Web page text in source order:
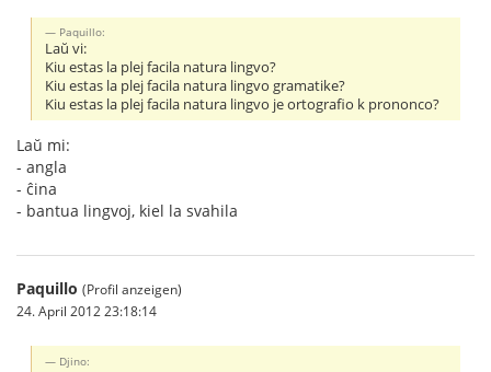
Paquillo:
Laŭ vi:
Kiu estas la plej facila natura lingvo?
Kiu estas la plej facila natura lingvo gramatike?
Kiu estas la plej facila natura lingvo je ortografio k prononco?
Laŭ mi:
- angla
- ĉina
- bantua lingvoj, kiel la svahila
Paquillo (Profil anzeigen)
24. April 2012 23:18:14
Djino: